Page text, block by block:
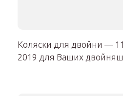
Коляски для двойни —
2019 для Ваших